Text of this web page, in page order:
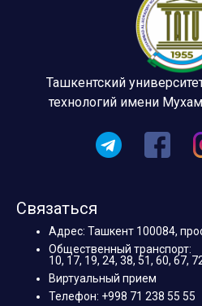
Ташкентский
технологий имени
Связаться
Адрес: Ташкент 100084,
Общественный транспорт:
10, 17, 19, 24, 38, 51, 60, 67,
Виртуальный прием
Телефон: +998 71 238 55 55